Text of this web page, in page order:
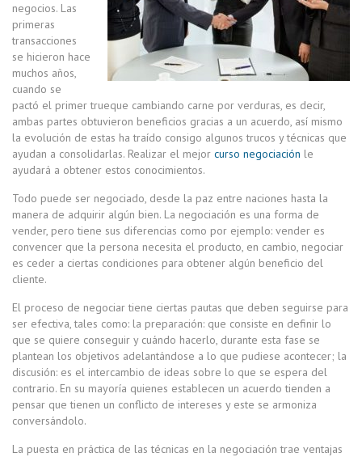
negocios. Las
primeras
transacciones
se hicieron hace
muchos años,
cuando se
pactó el primer trueque cambiando carne por verduras, es decir,
ambas partes obtuvieron beneficios gracias a un acuerdo, así mismo
la evolución de estas ha traído consigo algunos trucos y técnicas que
ayudan a consolidarlas. Realizar el mejor curso negociación le
ayudará a obtener estos conocimientos.
Todo puede ser negociado, desde la paz entre naciones hasta la
manera de adquirir algún bien. La negociación es una forma de
vender, pero tiene sus diferencias como por ejemplo: vender es
convencer que la persona necesita el producto, en cambio, negociar
es ceder a ciertas condiciones para obtener algún beneficio del
cliente.
El proceso de negociar tiene ciertas pautas que deben seguirse para
ser efectiva, tales como: la preparación: que consiste en definir lo
que se quiere conseguir y cuándo hacerlo, durante esta fase se
plantean los objetivos adelantándose a lo que pudiese acontecer; la
discusión: es el intercambio de ideas sobre lo que se espera del
contrario. En su mayoría quienes establecen un acuerdo tienden a
pensar que tienen un conflicto de intereses y este se armoniza
conversándolo.
La puesta en práctica de las técnicas en la negociación trae ventajas